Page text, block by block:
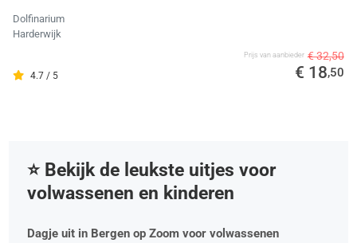
Dolfinarium
Harderwijk
4.7 / 5
Prijs van aanbieder € 32,50
€ 18,50
⭐️ Bekijk de leukste uitjes voor
volwassenen en kinderen
Dagje uit in Bergen op Zoom voor volwassenen